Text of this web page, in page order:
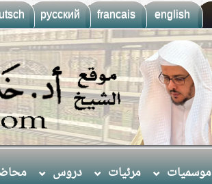
english
francais
русский
موسميات مرئيات دروس